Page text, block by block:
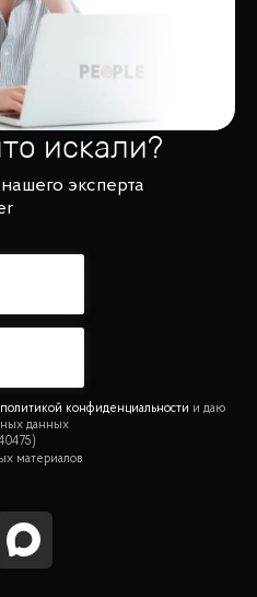
искали?
эксперта
политикой конфиденциальности